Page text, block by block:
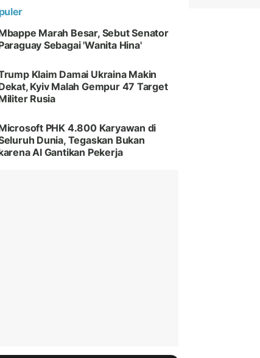
Marah Besar, Sebut Senator
Sebagai 'Wanita Hina'
Klaim Damai Ukraina Makin
Kyiv Malah Gempur 47 Target
Rusia
PHK 4.800 Karyawan di
Dunia, Tegaskan Bukan
AI Gantikan Pekerja